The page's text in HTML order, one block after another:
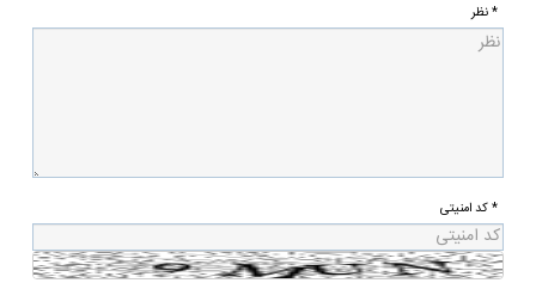
* نظر
* کد امنیتی